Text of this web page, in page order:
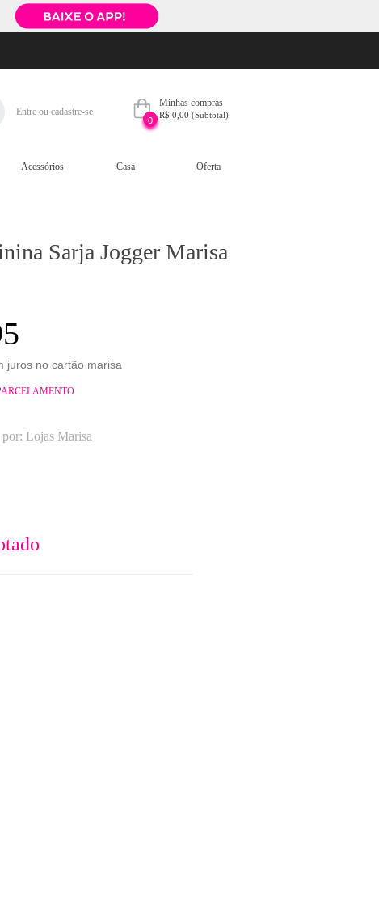
Entre ou cadastre-se
0
Minhas compras
R$ 0,00 (Subtotal)
Acessórios Casa Oferta
Sarja Jogger Marisa
juros no cartão marisa
Lojas Marisa